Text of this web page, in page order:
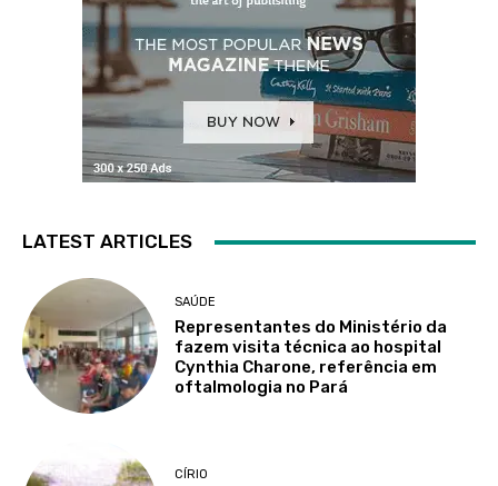
LATEST ARTICLES
SAÚDE
Representantes do Ministério da
fazem visita técnica ao hospital
Cynthia Charone, referência em
oftalmologia no Pará
CÍRIO